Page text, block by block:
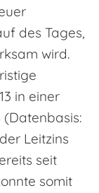
des Tages,
wird.
in einer
(Datenbasis:
Leitzins
seit
somit